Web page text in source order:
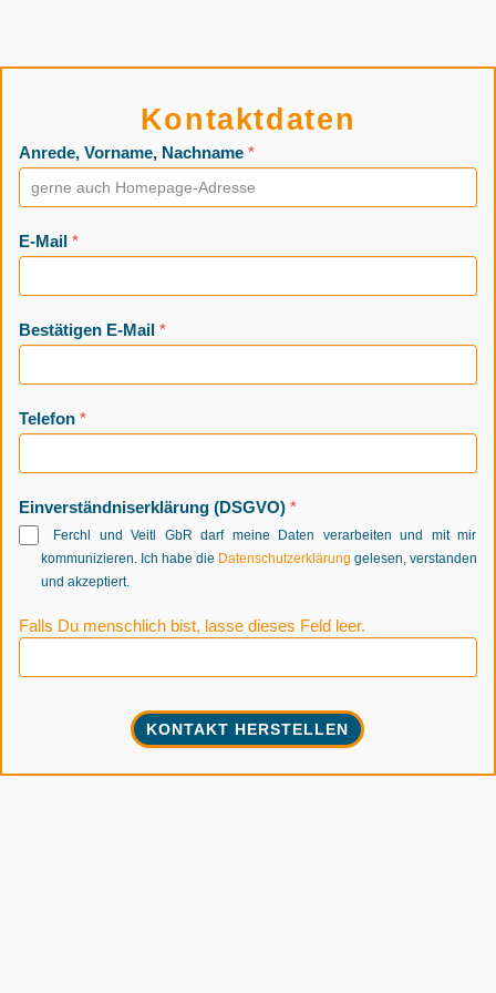
Kontaktdaten
Anrede, Vorname, Nachname *
E-Mail *
Bestätigen E-Mail *
Telefon *
Einverständniserklärung (DSGVO) *
Ferchl und Veitl GbR darf meine Daten verarbeiten und mit mir
kommunizieren. Ich habe die Datenschutzerklärung gelesen, verstanden
und akzeptiert.
Falls Du menschlich bist, lasse dieses Feld leer.
KONTAKT HERSTELLEN